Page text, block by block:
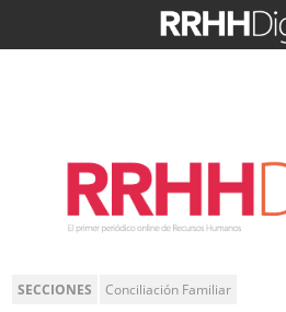
SECCIONES Conciliación Familiar